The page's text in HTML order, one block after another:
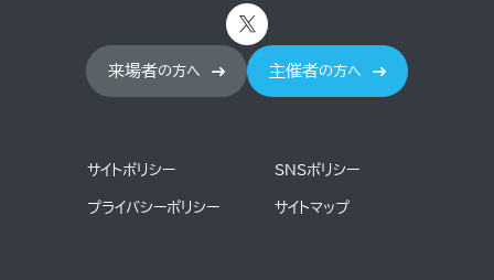
来場者の方へ 主催者の方へ
サイトポリシー SNSポリシー
プライバシーポリシー サイトマップ